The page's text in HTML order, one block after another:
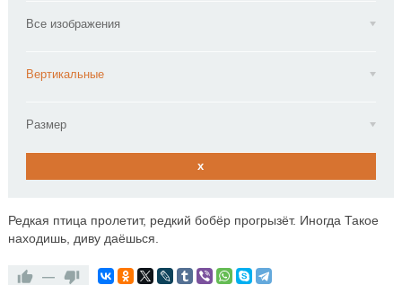
Все изображения
Вертикальные
Размер
x
Редкая птица пролетит, редкий бобёр прогрызёт. Иногда Такое
находишь, диву даёшься.
—